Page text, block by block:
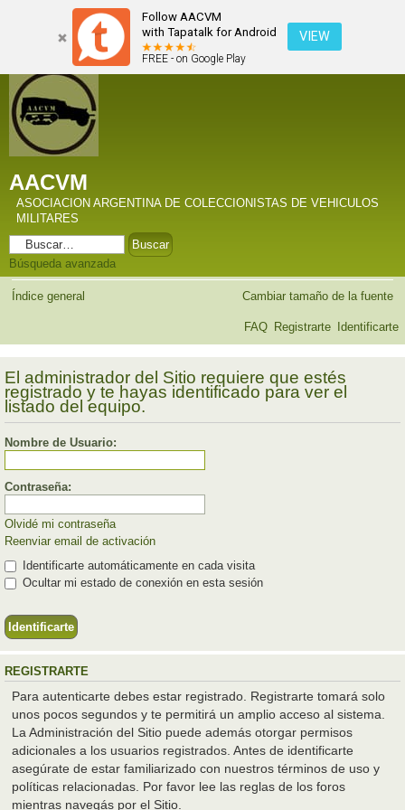
Follow AACVM
with Tapatalk for Android
FREE - on Google Play
VIEW
AACVM
ASOCIACION ARGENTINA DE COLECCIONISTAS DE VEHICULOS
MILITARES
Búsqueda avanzada
Índice general Cambiar tamaño de la fuente
FAQ Registrarte Identificarte
El administrador del Sitio requiere que estés
registrado y te hayas identificado para ver el
listado del equipo.
Nombre de Usuario:
Contraseña:
Olvidé mi contraseña
Reenviar email de activación
Identificarte automáticamente en cada visita
Ocultar mi estado de conexión en esta sesión
REGISTRARTE
Para autenticarte debes estar registrado. Registrarte tomará solo
unos pocos segundos y te permitirá un amplio acceso al sistema.
La Administración del Sitio puede además otorgar permisos
adicionales a los usuarios registrados. Antes de identificarte
asegúrate de estar familiarizado con nuestros términos de uso y
políticas relacionadas. Por favor lee las reglas de los foros
mientras navegás por el Sitio.